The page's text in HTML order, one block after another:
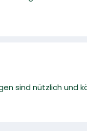
sind nützlich und